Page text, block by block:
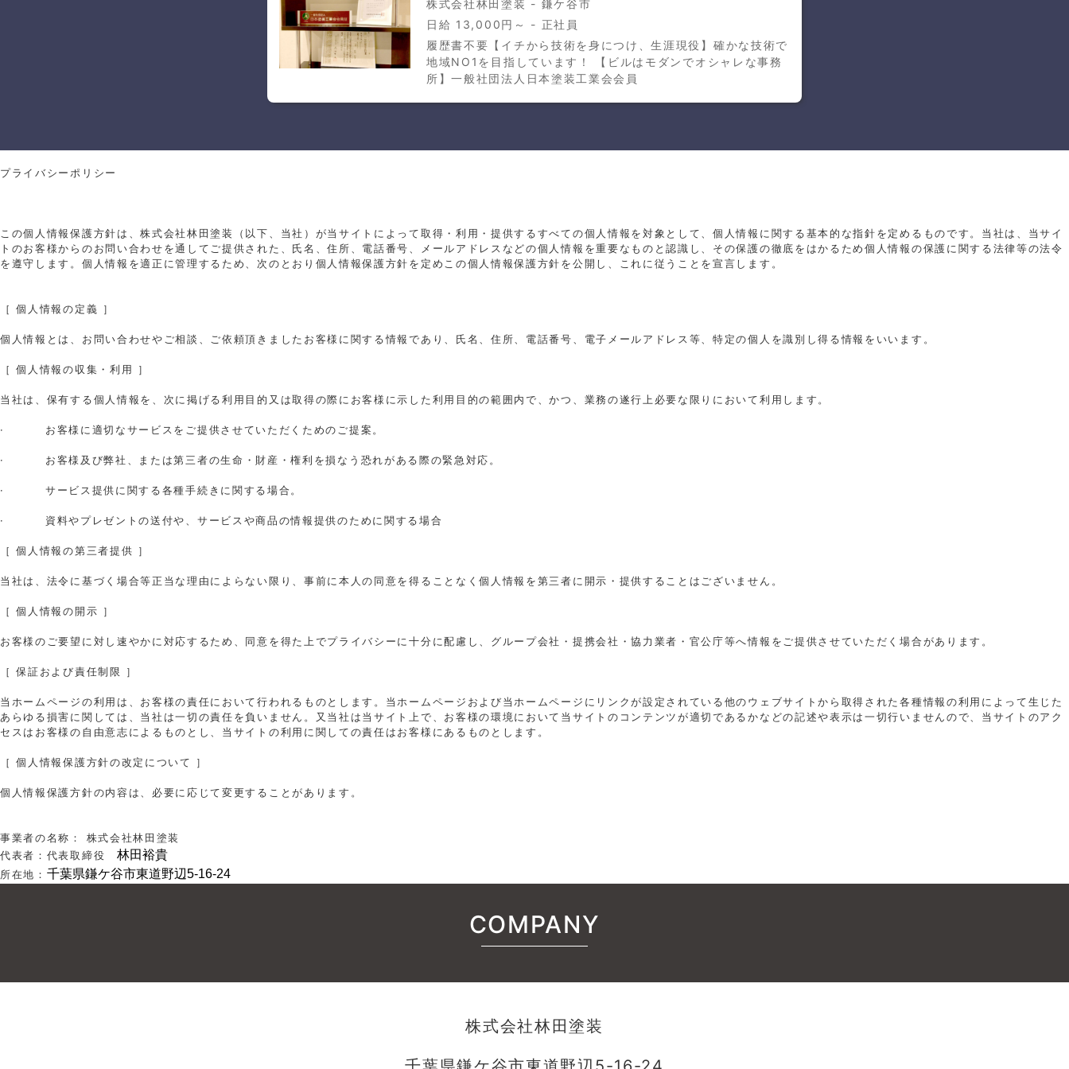
株式会社林田塗装 - 鎌ケ谷市
日給 13,000円～ - 正社員
履歴書不要【イチから技術を身につけ、生涯現役】確かな技術で
地域NO1を目指しています！ 【ビルはモダンでオシャレな事務
所】一般社団法人日本塗装工業会会員
プライバシーポリシー
この個人情報保護方針は、株式会社林田塗装（以下、当社）が当サイトによって取得・利用・提供するすべての個人情報を対象として、個人情報に関する基本的な指針を定めるものです。当社は、当サイ
トのお客様からのお問い合わせを通してご提供された、氏名、住所、電話番号、メールアドレスなどの個人情報を重要なものと認識し、その保護の徹底をはかるため個人情報の保護に関する法律等の法令
を遵守します。個人情報を適正に管理するため、次のとおり個人情報保護方針を定めこの個人情報保護方針を公開し、これに従うことを宣言します。
［ 個人情報の定義 ］
個人情報とは、お問い合わせやご相談、ご依頼頂きましたお客様に関する情報であり、氏名、住所、電話番号、電子メールアドレス等、特定の個人を識別し得る情報をいいます。
［ 個人情報の収集・利用 ］
当社は、保有する個人情報を、次に掲げる利用目的又は取得の際にお客様に示した利用目的の範囲内で、かつ、業務の遂行上必要な限りにおいて利用します。
· お客様に適切なサービスをご提供させていただくためのご提案。
· お客様及び弊社、または第三者の生命・財産・権利を損なう恐れがある際の緊急対応。
· サービス提供に関する各種手続きに関する場合。
· 資料やプレゼントの送付や、サービスや商品の情報提供のために関する場合
［ 個人情報の第三者提供 ］
当社は、法令に基づく場合等正当な理由によらない限り、事前に本人の同意を得ることなく個人情報を第三者に開示・提供することはございません。
［ 個人情報の開示 ］
お客様のご要望に対し速やかに対応するため、同意を得た上でプライバシーに十分に配慮し、グループ会社・提携会社・協力業者・官公庁等へ情報をご提供させていただく場合があります。
［ 保証および責任制限 ］
当ホームページの利用は、お客様の責任において行われるものとします。当ホームページおよび当ホームページにリンクが設定されている他のウェブサイトから取得された各種情報の利用によって生じた
あらゆる損害に関しては、当社は一切の責任を負いません。又当社は当サイト上で、お客様の環境において当サイトのコンテンツが適切であるかなどの記述や表示は一切行いませんので、当サイトのアク
セスはお客様の自由意志によるものとし、当サイトの利用に関しての責任はお客様にあるものとします。
［ 個人情報保護方針の改定について ］
個人情報保護方針の内容は、必要に応じて変更することがあります。
事業者の名称： 株式会社林田塗装
代表者：代表取締役 林田裕貴
所在地： 千葉県鎌ケ谷市東道野辺5-16-24
COMPANY
株式会社林田塗装